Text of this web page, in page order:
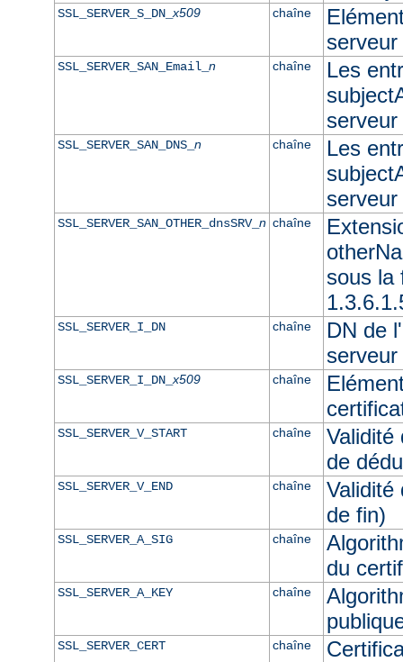
SSL_SERVER_S_DN_x509 chaîne
serveur
SSL_SERVER_SAN_Email_ n chaîne
Les
SSL_SERVER_SAN_DNS_ n chaîne
Les
SSL_SERVER_SAN_OTHER_dnsSRV_ n chaîne
sous la
SSL_SERVER_I_DN chaîne
DN de
serveur
SSL_SERVER_I_DN_x509 chaîne
SSL_SERVER_V_START chaîne
Validité
de
SSL_SERVER_V_END chaîne
Validité
de fin)
SSL_SERVER_A_SIG chaîne
du
SSL_SERVER_A_KEY chaîne
SSL_SERVER_CERT chaîne